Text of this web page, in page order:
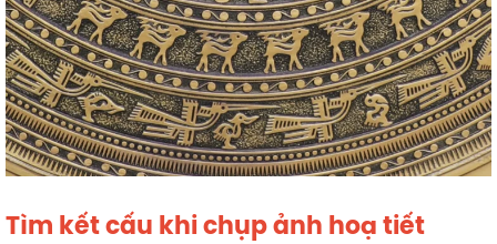
Tìm kết cấu khi chụp ảnh hoạ tiết